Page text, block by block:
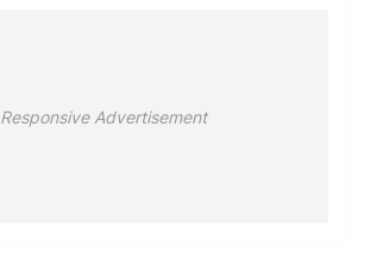
Responsive Advertisement